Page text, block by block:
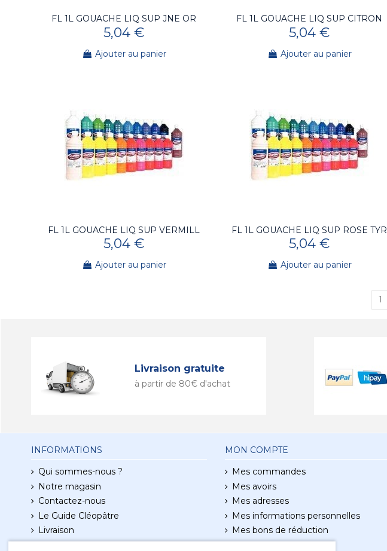
FL 1L GOUACHE LIQ SUP JNE OR
5,04 €
Ajouter au panier
FL 1L GOUACHE LIQ SUP CITRON
5,04 €
Ajouter au panier
FL 1L GOUACHE LIQ SUP VERMILL
5,04 €
Ajouter au panier
FL 1L GOUACHE LIQ SUP ROSE TYR
5,04 €
Ajouter au panier
1
Livraison gratuite
à partir de 80€ d'achat
INFORMATIONS
Qui sommes-nous ?
Notre magasin
Contactez-nous
Le Guide Cléopâtre
Livraison
Conditions d'utilisation
MON COMPTE
Mes commandes
Mes avoirs
Mes adresses
Mes informations personnelles
Mes bons de réduction